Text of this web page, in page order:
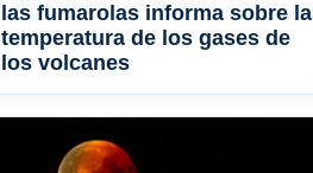
las fumarolas informa sobre la
temperatura de los gases de
los volcanes